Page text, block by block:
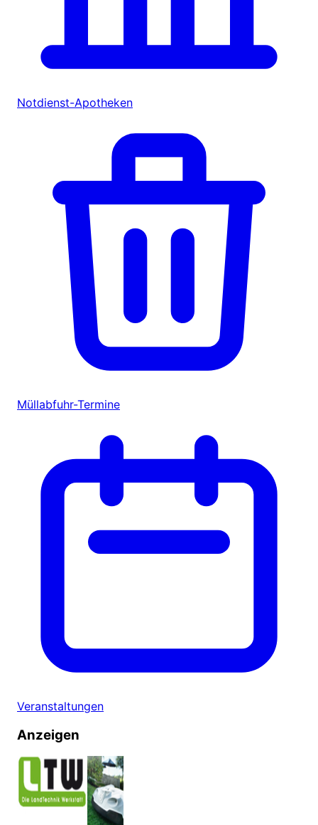
Notdienst-Apotheken
Müllabfuhr-Termine
Veranstaltungen
Anzeigen